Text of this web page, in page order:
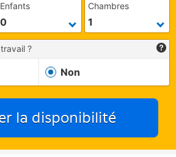
Enfants Chambres
?
Non
la disponibilité